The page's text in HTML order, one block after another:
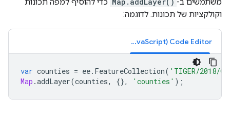
וקולקציות של תכונות. לדוגמה:
Code Editor‏ (JavaScript)
var counties = ee. FeatureCollection( 'TIGER/2018/
Map .addLayer(counties, {}, 'counties' );